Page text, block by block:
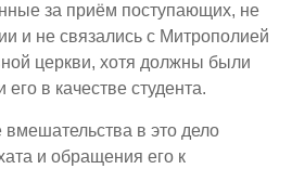
за приём поступающих, не
и не связались с Митрополией
церкви, хотя должны были
в качестве студента.
вмешательства в это дело
и обращения его к